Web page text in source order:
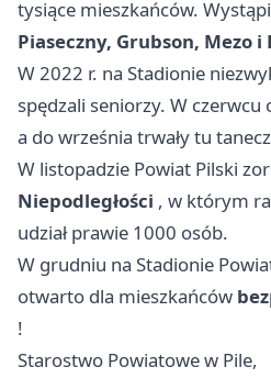
tysiące mieszkańców.
Piaseczny, Grubson, Mezo i
W 2022 r. na Stadionie
spędzali seniorzy. W czerwcu
a do września trwały tu
W listopadzie Powiat Pilski
Niepodległości , w którym
udział prawie 1000 osób.
W grudniu na Stadionie
otwarto dla mieszkańców
!
Starostwo Powiatowe w Pile,